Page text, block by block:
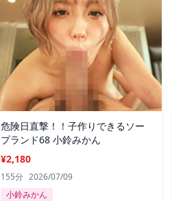
危険日直撃！！子作りできるソー
プランド68 小鈴みかん
¥2,180
155分 2026/07/09
小鈴みかん